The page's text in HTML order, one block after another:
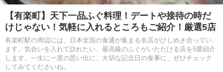
【有楽町】天下一品ふぐ料理！デートや接待の時だ
けじゃない！気軽に入れるところもご紹介！厳選5店
有楽町駅の周辺には、日本全国の食通が集まる名店がひしめき合ってい
ます。気合いを入れて訪れたい、最高級のふぐがいただける店を5選紹介
します。一生に一度の思い出に、大切な記念日の食事に、ぜひチェック
してみてくださいね。